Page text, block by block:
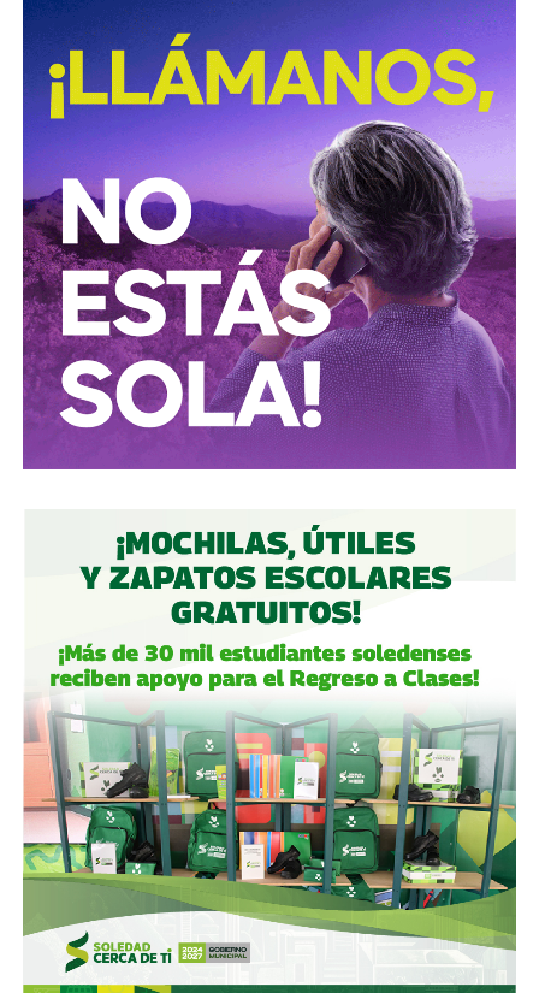
La iniciativa fue turnada a la Comisión Primera de Justicia
para su análisis y dictamen correspondiente.
También lee:
Cuauhtli Badillo pide a alcaldes denunciar
movimientos ligados al huachicol